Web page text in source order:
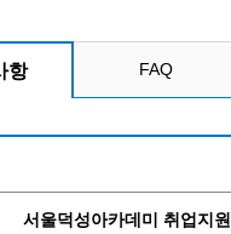
항 FAQ
서울덕성아카데미 취업지